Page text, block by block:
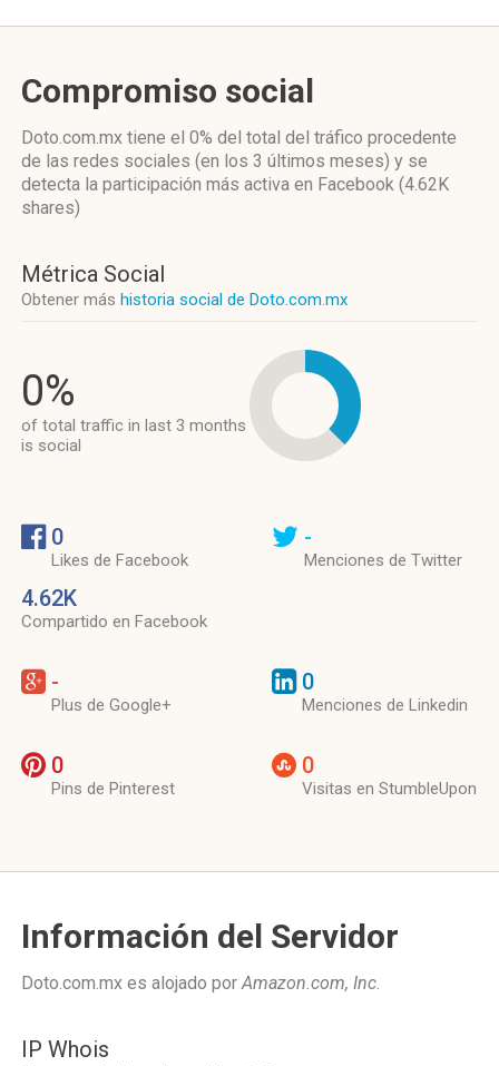
Compromiso social
Doto.com.mx tiene el 0% del total del tráfico procedente
de las redes sociales (en los 3 últimos meses) y se
detecta la participación más activa en Facebook (4.62K
shares)
Métrica Social
Obtener más historia social de Doto.com.mx
0%
of total traffic in last 3 months
is social
0
Likes de Facebook
4.62K
Compartido en Facebook
-
Menciones de Twitter
-
Plus de Google+
0
Menciones de Linkedin
0
Pins de Pinterest
0
Visitas en StumbleUpon
Información del Servidor
Doto.com.mx es alojado porAmazon.com, Inc.
IP Whois